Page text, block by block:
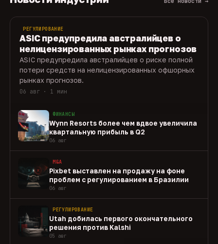
РЕГУЛИРОВАНИЕ
ASIC предупредила австралийцев о
нелицензированных рынках прогнозов
ASIC предупредила австралийцев о риске полной
потери средств на нелицензированных офшорных
рынках прогнозов.
06 авг · 1 мин
ФИНАНСЫ
Wynn Resorts более чем вдвое увеличила
квартальную прибыль в Q2
06 авг
M&A
Pixbet выставлен на продажу на фоне
проблем с регулированием в Бразилии
06 авг
РЕГУЛИРОВАНИЕ
Utah добилась первого окончательного
решения против Kalshi
05 авг